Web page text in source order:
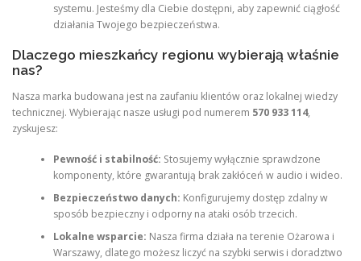
systemu. Jesteśmy dla Ciebie dostępni, aby zapewnić ciągłość
działania Twojego bezpieczeństwa.
Dlaczego mieszkańcy regionu wybierają właśnie
nas?
Nasza marka budowana jest na zaufaniu klientów oraz lokalnej wiedzy
technicznej. Wybierając nasze usługi pod numerem 570 933 114,
zyskujesz:
Pewność i stabilność: Stosujemy wyłącznie sprawdzone
komponenty, które gwarantują brak zakłóceń w audio i wideo.
Bezpieczeństwo danych: Konfigurujemy dostęp zdalny w
sposób bezpieczny i odporny na ataki osób trzecich.
Lokalne wsparcie: Nasza firma działa na terenie Ożarowa i
Warszawy, dlatego możesz liczyć na szybki serwis i doradztwo